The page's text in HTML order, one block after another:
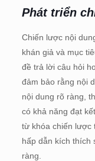
Phát triển
Chiến lược nội
khán giả và mục
đề trả lời câu hỏi
đảm bảo rằng nội
nội dung rõ ràng,
có khả năng đạt
từ khóa chiến lược
hấp dẫn kích thích
ràng.